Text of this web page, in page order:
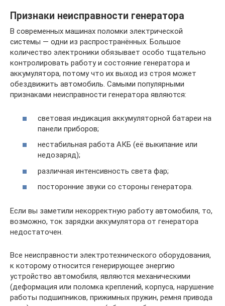
Признаки неисправности генератора
В современных машинах поломки электрической
системы — одни из распространённых. Большое
количество электроники обязывает особо тщательно
контролировать работу и состояние генератора и
аккумулятора, потому что их выход из строя может
обездвижить автомобиль. Самыми популярными
признаками неисправности генератора являются:
световая индикация аккумуляторной батареи на
панели приборов;
нестабильная работа АКБ (её выкипание или
недозаряд);
различная интенсивность света фар;
посторонние звуки со стороны генератора.
Если вы заметили некорректную работу автомобиля, то,
возможно, ток зарядки аккумулятора от генератора
недостаточен.
Все неисправности электротехнического оборудования,
к которому относится генерирующее энергию
устройство автомобиля, являются механическими
(деформация или поломка креплений, корпуса, нарушение
работы подшипников, прижимных пружин, ремня привода